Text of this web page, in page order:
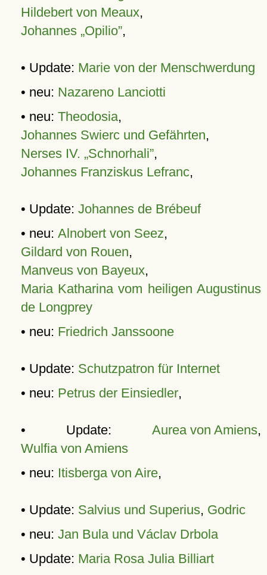
Hildebert von Meaux,
Johannes „Opilio”,
• Update: Marie von der Menschwerdung
• neu: Nazareno Lanciotti
• neu: Theodosia,
Johannes Swierc und Gefährten,
Nerses IV. „Schnorhali”,
Johannes Franziskus Lefranc,
• Update: Johannes de Brébeuf
• neu: Alnobert von Seez,
Gildard von Rouen,
Manveus von Bayeux,
Maria Katharina vom heiligen Augustinus
de Longprey
• neu: Friedrich Janssoone
• Update: Schutzpatron für Internet
• neu: Petrus der Einsiedler,
• Update: Aurea von Amiens,
Wulfia von Amiens
• neu: Itisberga von Aire,
• Update: Salvius und Superius, Godric
• neu: Jan Bula und Václav Drbola
• Update: Maria Rosa Julia Billiart